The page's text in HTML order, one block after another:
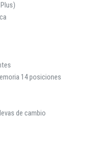
14 posiciones
de cambio